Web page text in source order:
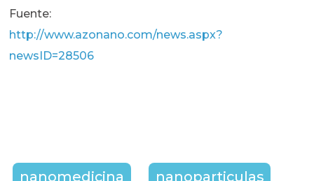
Fuente:
http://www.azonano.com/news.aspx?
newsID=28506
nanomedicina nanoparticulas